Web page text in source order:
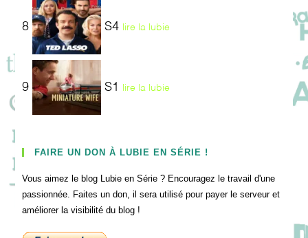
8 S4 lire la lubie
9 S1 lire la lubie
FAIRE UN DON À LUBIE EN SÉRIE !
Vous aimez le blog Lubie en Série ? Encouragez le travail d'une
passionnée. Faites un don, il sera utilisé pour payer le serveur et
améliorer la visibilité du blog !